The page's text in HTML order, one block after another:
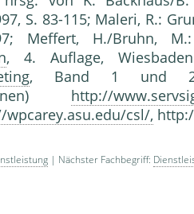
S. 83-115; Maleri, R.:
Meffert, H./Bruhn, M.:
, 4. Auflage,
, Band 1 und 2,
http://
wpcarey.asu.edu/csl/,
| Nächster Fachbegriff: